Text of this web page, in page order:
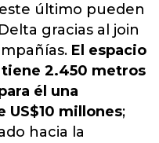
último pueden
gracias al join
El espacio
2.450 metros
él una
US$10 millones;
hacia la